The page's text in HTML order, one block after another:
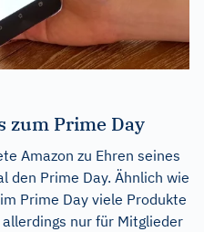
zum Prime Day
Amazon zu Ehren seines
den Prime Day. Ähnlich wie
Prime Day viele Produkte
nur für Mitglieder